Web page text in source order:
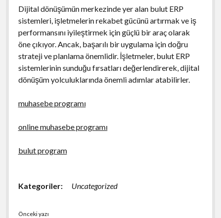
Dijital dönüşümün merkezinde yer alan bulut ERP
sistemleri, işletmelerin rekabet gücünü artırmak ve iş
performansını iyileştirmek için güçlü bir araç olarak
öne çıkıyor. Ancak, başarılı bir uygulama için doğru
strateji ve planlama önemlidir. İşletmeler, bulut ERP
sistemlerinin sunduğu fırsatları değerlendirerek, dijital
dönüşüm yolculuklarında önemli adımlar atabilirler.
muhasebe programı
online muhasebe programı
bulut program
Kategoriler: Uncategorized
Önceki yazı